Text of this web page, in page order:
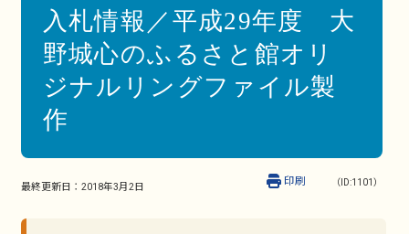
入札情報／平成29年度 大
野城心のふるさと館オリ
ジナルリングファイル製
作
最終更新日： 2018年3月2日 （ID:1101）
印刷